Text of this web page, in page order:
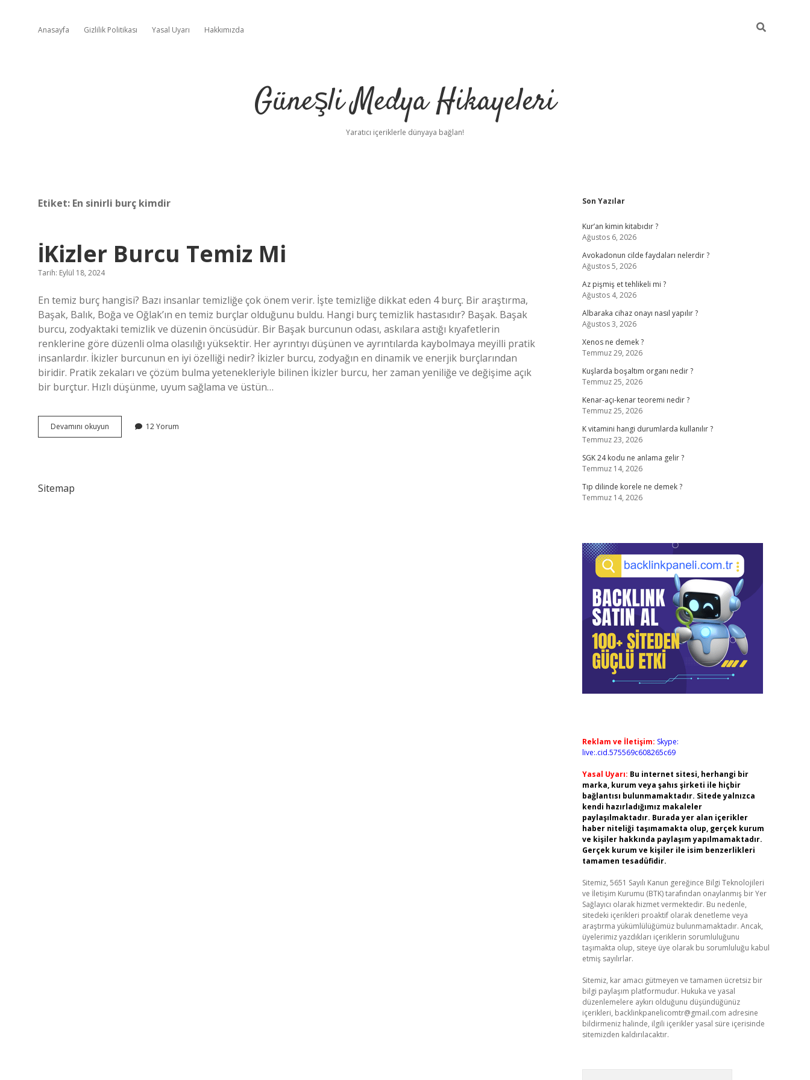
Anasayfa Gizlilik Politikası Yasal Uyarı Hakkımızda
Güneşli Medya Hikayeleri
Yaratıcı içeriklerle dünyaya bağlan!
Etiket: En sinirli burç kimdir
İKizler Burcu Temiz Mi
Tarih: Eylül 18, 2024
En temiz burç hangisi? Bazı insanlar temizliğe çok önem verir. İşte temizliğe dikkat eden 4 burç. Bir araştırma,
Başak, Balık, Boğa ve Oğlak’ın en temiz burçlar olduğunu buldu. Hangi burç temizlik hastasıdır? Başak. Başak
burcu, zodyaktaki temizlik ve düzenin öncüsüdür. Bir Başak burcunun odası, askılara astığı kıyafetlerin
renklerine göre düzenli olma olasılığı yüksektir. Her ayrıntıyı düşünen ve ayrıntılarda kaybolmaya meyilli pratik
insanlardır. İkizler burcunun en iyi özelliği nedir? İkizler burcu, zodyağın en dinamik ve enerjik burçlarından
biridir. Pratik zekaları ve çözüm bulma yetenekleriyle bilinen İkizler burcu, her zaman yeniliğe ve değişime açık
bir burçtur. Hızlı düşünme, uyum sağlama ve üstün…
Devamını okuyun
Burcu
12 Yorum
Sitemap
Sidebar
Son Yazılar
Kur’an kimin kitabıdır ?
Ağustos 6, 2026
Avokadonun cilde faydaları nelerdir ?
Ağustos 5, 2026
Az pişmiş et tehlikeli mi ?
Ağustos 4, 2026
Albaraka cihaz onayı nasıl yapılır ?
Ağustos 3, 2026
Xenos ne demek ?
Temmuz 29, 2026
Kuşlarda boşaltım organı nedir ?
Temmuz 25, 2026
Kenar-açı-kenar teoremi nedir ?
Temmuz 25, 2026
K vitamini hangi durumlarda kullanılır ?
Temmuz 23, 2026
SGK 24 kodu ne anlama gelir ?
Temmuz 14, 2026
Tıp dilinde korele ne demek ?
Temmuz 14, 2026
Reklam ve İletişim: Skype:
live:.cid.575569c608265c69
Yasal Uyarı: Bu internet sitesi, herhangi bir
marka, kurum veya şahıs şirketi ile hiçbir
bağlantısı bulunmamaktadır. Sitede yalnızca
kendi hazırladığımız makaleler
paylaşılmaktadır. Burada yer alan içerikler
haber niteliği taşımamakta olup, gerçek kurum
ve kişiler hakkında paylaşım yapılmamaktadır.
Gerçek kurum ve kişiler ile isim benzerlikleri
tamamen tesadüfidir.
Sitemiz, 5651 Sayılı Kanun gereğince Bilgi Teknolojileri
ve İletişim Kurumu (BTK) tarafından onaylanmış bir Yer
Sağlayıcı olarak hizmet vermektedir. Bu nedenle,
sitedeki içerikleri proaktif olarak denetleme veya
araştırma yükümlülüğümüz bulunmamaktadır. Ancak,
üyelerimiz yazdıkları içeriklerin sorumluluğunu
taşımakta olup, siteye üye olarak bu sorumluluğu kabul
etmiş sayılırlar.
Sitemiz, kar amacı gütmeyen ve tamamen ücretsiz bir
bilgi paylaşım platformudur. Hukuka ve yasal
düzenlemelere aykırı olduğunu düşündüğünüz
içerikleri, backlinkpanelicomtr@gmail.com adresine
bildirmeniz halinde, ilgili içerikler yasal süre içerisinde
sitemizden kaldırılacaktır.